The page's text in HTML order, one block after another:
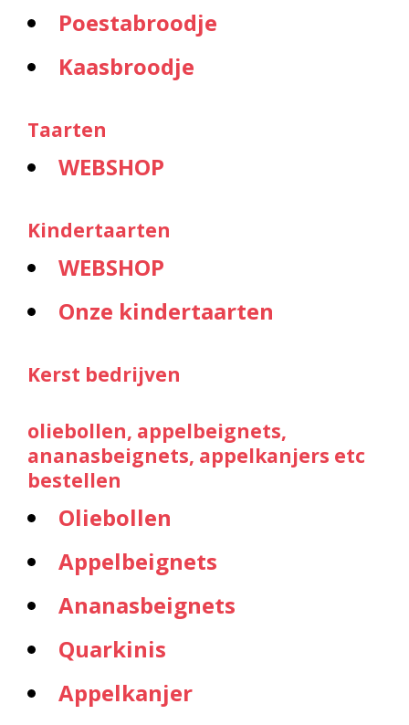
Poestabroodje
Kaasbroodje
Taarten
WEBSHOP
Kindertaarten
WEBSHOP
Onze kindertaarten
Kerst bedrijven
oliebollen, appelbeignets,
ananasbeignets, appelkanjers etc
bestellen
Oliebollen
Appelbeignets
Ananasbeignets
Quarkinis
Appelkanjer